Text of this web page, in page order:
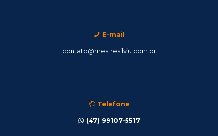
E-mail
contato@mestresilviu.com.br
Telefone
(47) 99107-5517